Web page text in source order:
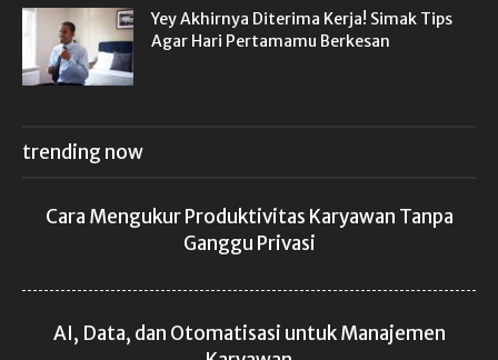
Yey Akhirnya Diterima Kerja! Simak Tips
Agar Hari Pertamamu Berkesan
trending now
Cara Mengukur Produktivitas Karyawan Tanpa
Ganggu Privasi
AI, Data, dan Otomatisasi untuk Manajemen